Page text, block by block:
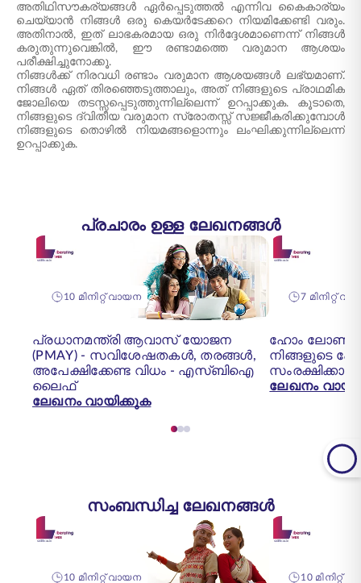
അതിഥിസൗകര്യങ്ങൾ ഏർപ്പെടുത്തൽ എന്നിവ കൈകാര്യം
ചെയ്യാൻ നിങ്ങൾ ഒരു കെയർടേക്കറെ നിയമിക്കേണ്ടി വരും.
അതിനാൽ, ഇത് ലാഭകരമായ ഒരു നിർദ്ദേശമാണെന്ന് നിങ്ങൾ
കരുതുന്നുവെങ്കിൽ, ഈ രണ്ടാമത്തെ വരുമാന ആശയം
പരീക്ഷിച്ചുനോക്കൂ.
നിങ്ങൾക്ക് നിരവധി രണ്ടാം വരുമാന ആശയങ്ങൾ ലഭ്യമാണ്.
നിങ്ങൾ ഏത് തിരഞ്ഞെടുത്താലും, അത് നിങ്ങളുടെ പ്രാഥമിക
ജോലിയെ തടസ്സപ്പെടുത്തുന്നില്ലെന്ന് ഉറപ്പാക്കുക. കൂടാതെ,
നിങ്ങളുടെ ദ്വിതീയ വരുമാന സ്രോതസ്സ് സജ്ജീകരിക്കുമ്പോൾ
നിങ്ങളുടെ തൊഴിൽ നിയമങ്ങളൊന്നും ലംഘിക്കുന്നില്ലെന്ന്
ഉറപ്പാക്കുക.
പ്രചാരം ഉള്ള ലേഖനങ്ങൾ
10 മിനിറ്റ് വായന
പ്രധാനമന്ത്രി ആവാസ് യോജന
(PMAY) - സവിശേഷതകൾ, തരങ്ങൾ,
അപേക്ഷിക്കേണ്ട വിധം - എസ്‌ബി‌ഐ
ലൈഫ്
ലേഖനം വായിക്കുക
7 മിനിറ്റ്
ഹോം ലോൺ
നിങ്ങളുടെ
ലേഖനം
സംബന്ധിച്ച ലേഖനങ്ങൾ
10 മിനിറ്റ് വായന 10 മിനിറ്റ്